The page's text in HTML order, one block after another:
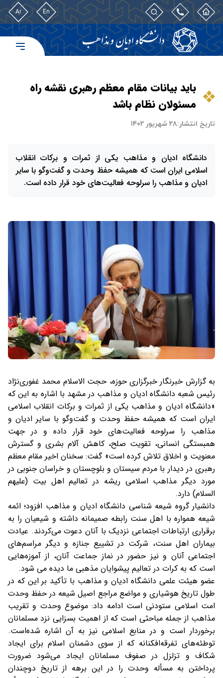
En
Ar
باید بیانات مقام معظم رهبری نقشه راه
مسئولان نظام باشد
تاریخ انتشار:۲۸ شهریور ۱۴۰۲
دانشگاه ادیان و مذاهب یکی از ثمرات و برکات انقلاب
اسلامی ایران است که همیشه حفظ وحدت و گفت‌وگو با سایر
ادیان و مذاهب را سرلوحه فعالیت‌های خود قرار داده است.
به گزارش خبرنگار خبرگزاری حوزه، حجت الاسلام محمد غفوری‌نژاد
رئیس شعبه دانشگاه ادیان و مذاهب در مشهد با اشاره به این که
«دانشگاه ادیان و مذاهب یکی از ثمرات و برکات انقلاب اسلامی
ایران است که همیشه حفظ وحدت و گفت‌وگو با سایر ادیان و
مذاهب را سرلوحه فعالیت‌های خود قرار داده و در جهت
همبستگی انسانی، تقویت صلح، کاهش آلام بشری و گسترش
معنویت و اخلاق تلاش کرده است» گفت: سخنان اخیر مقام معظم
رهبری در دیدار با مردم سیستان و بلوچستان و خراسان جنوبی در
مورد دیگر مذاهب اسلامی ریشه در تعالیم اهل بیت (علیهم
السلام) دارد.
دانشیار گروه شیعه شناسی دانشگاه ادیان و مذاهب افزود؛ ائمه
شیعه همواره با اهل سنت رابطه صمیمانه داشته و شیعیان را به
برقراری ارتباطات اجتماعی نزدیک با آنان دعوت می‌کردند. عیادت
بیماران اهل سنت، شرکت در تشییع جنازه و دیگر مراسم‌های
اجتماعی آنان و نیز حضور در نماز جماعت آنان، از آموزه‌هایی
است که به کرات در تعالیم پیشوایان مذهبی ما دیده می شود.
عضو هیئت علمی دانشگاه ادیان و مذاهب با تأکید بر این که در
طول تاریخ هوشیاری و مواضع مراجع اصیل شیعه در حفظ وحدت
امت اسلامی ستودنی است ادامه داد: موضوع وحدت و تقریب
مذاهب از جمله مباحثی است که از اهمیت بسزایی نزد مسلمانان
برخوردار است و در منابع اسلامی نیز به آن اشاره شده‌است.
توطئه‌های تفرقه‌افکنانه که از سوی دشمنان اسلام برای ایجاد
شکاف و تزلزل در صفوف مسلمانان ایجاد می‌شود ضرورت
پرداختن به مسأله وحدت را در این برهه از تاریخ دوچندان